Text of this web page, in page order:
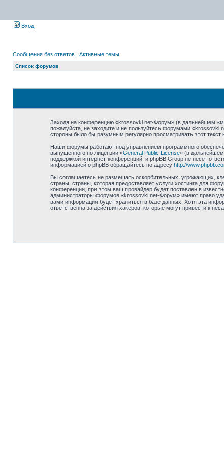
Вход
Сообщения без ответов | Активные темы
Список форумов
Заходя на конференцию «krossovki.net-Форум» (в дальнейшем
пожалуйста, не заходите и не пользуйтесь форумами
стороны было бы разумным регулярно просматривать этот
Наши форумы работают под управлением программного
выпущенного по лицензии «General Public License» (в дальнейшем
поддержкой интернет-конференций, и phpBB Group не несёт
информацией о phpBB обращайтесь по адресу http://
Вы соглашаетесь не размещать оскорбительных, угрожающих,
страны, страны, которая предоставляет услуги хостинга для
конференции, при этом ваш провайдер будет поставлен в
администраторы форумов «krossovki.net-Форум» имеют право
вами информация будет храниться в базе данных. Хотя эта
ответственна за действия хакеров, которые могут привести к